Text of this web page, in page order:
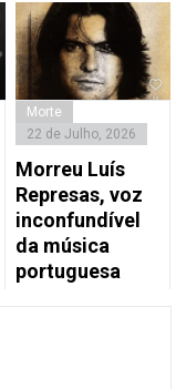
Morte
22 de Julho, 2026
Morreu Luís
Represas, voz
inconfundível
da música
portuguesa